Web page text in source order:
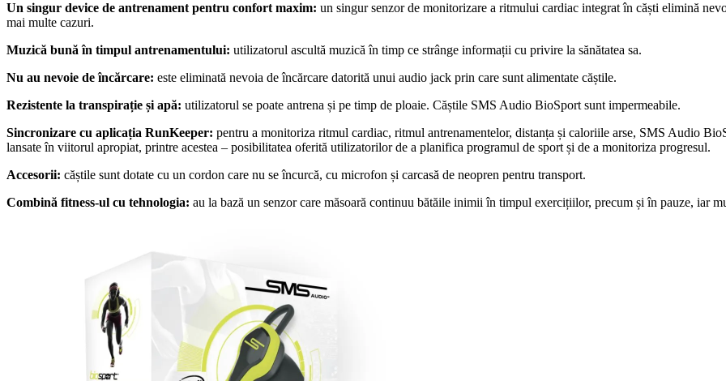
Un singur device de antrenament pentru confort maxim: un singur senzor de monitorizare a ritmului cardiac integrat în căști elimină
mai multe cazuri.
Muzică bună în timpul antrenamentului: utilizatorul ascultă muzică în timp ce strânge informații cu privire la sănătatea sa.
Nu au nevoie de încărcare: este eliminată nevoia de încărcare datorită unui audio jack prin care sunt alimentate căștile.
Rezistente la transpirație și apă: utilizatorul se poate antrena și pe timp de ploaie. Căștile SMS Audio BioSport sunt impermeabile.
Sincronizare cu aplicația RunKeeper: pentru a monitoriza ritmul cardiac, ritmul antrenamentelor, distanța și caloriile arse, SMS Audio
lansate în viitorul apropiat, printre acestea – posibilitatea oferită utilizatorilor de a planifica programul de sport și de a monitoriza progresul.
Accesorii: căștile sunt dotate cu un cordon care nu se încurcă, cu microfon și carcasă de neopren pentru transport.
Combină fitness-ul cu tehnologia: au la bază un senzor care măsoară continuu bătăile inimii în timpul exercițiilor, precum și în pauze, iar